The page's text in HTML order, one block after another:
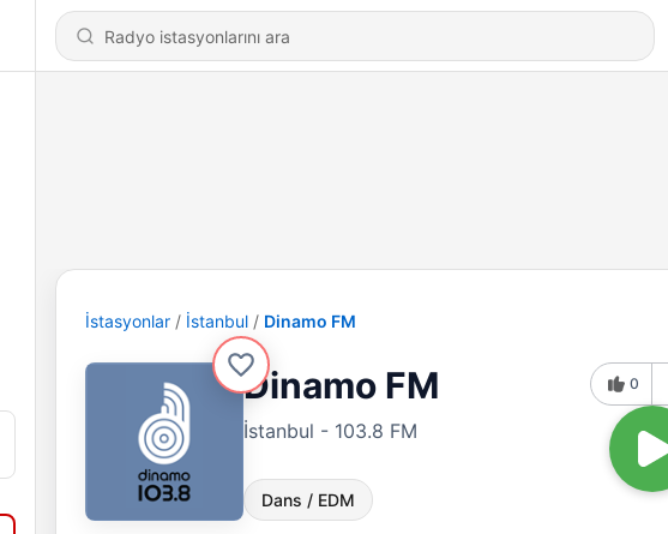
İstasyonlar İstanbul Dinamo FM
Dinamo FM
İstanbul - 103.8 FM
Dans / EDM
0